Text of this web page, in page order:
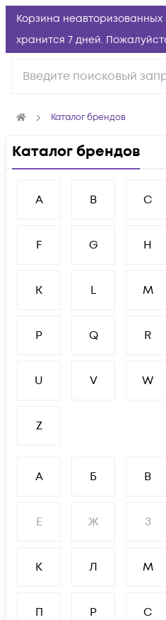
Корзина неавторизованных
хранится 7 дней.
Каталог брендов
Каталог брендов
A B C
F G H
K L M
P Q R
U V W
Z
А Б В
Е Ж З
К Л М
П Р С